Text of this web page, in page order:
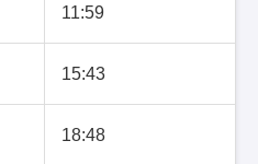
11:59
15:43
18:48